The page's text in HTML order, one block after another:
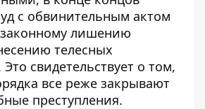
с обвинительным актом
лишению
телесных
свидетельствует о том,
все реже закрывают
преступления.